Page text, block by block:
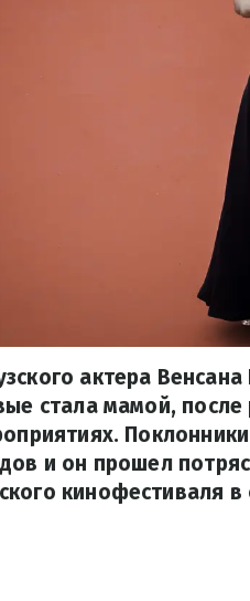
актера
стала мамой,
и он прошел
кинофестиваля в